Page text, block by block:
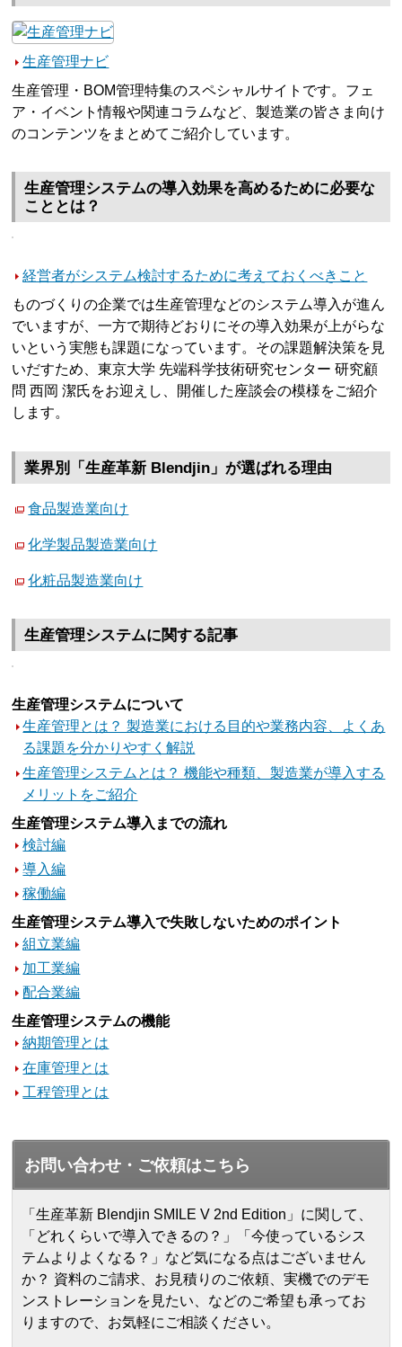
生産管理ナビ
生産管理・BOM管理特集のスペシャルサイトです。フェ
ア・イベント情報や関連コラムなど、製造業の皆さま向け
のコンテンツをまとめてご紹介しています。
生産管理システムの導入効果を高めるために必要な
こととは？
経営者がシステム検討するために考えておくべきこと
ものづくりの企業では生産管理などのシステム導入が進ん
でいますが、一方で期待どおりにその導入効果が上がらな
いという実態も課題になっています。その課題解決策を見
いだすため、東京大学 先端科学技術研究センター 研究顧
問 西岡 潔氏をお迎えし、開催した座談会の模様をご紹介
します。
業界別「生産革新 Blendjin」が選ばれる理由
食品製造業向け
化学製品製造業向け
化粧品製造業向け
生産管理システムに関する記事
生産管理システムについて
生産管理とは？ 製造業における目的や業務内容、よくあ
る課題を分かりやすく解説
生産管理システムとは？ 機能や種類、製造業が導入する
メリットをご紹介
生産管理システム導入までの流れ
検討編
導入編
稼働編
生産管理システム導入で失敗しないためのポイント
組立業編
加工業編
配合業編
生産管理システムの機能
納期管理とは
在庫管理とは
工程管理とは
お問い合わせ・ご依頼はこちら
「生産革新 Blendjin SMILE V 2nd Edition」に関して、
「どれくらいで導入できるの？」「今使っているシス
テムよりよくなる？」など気になる点はございません
か？ 資料のご請求、お見積りのご依頼、実機でのデモ
ンストレーションを見たい、などのご希望も承ってお
りますので、お気軽にご相談ください。